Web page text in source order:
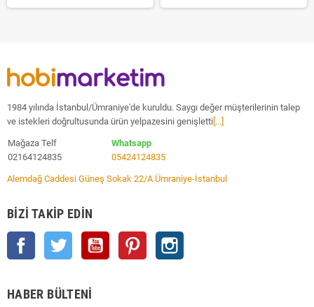
1984 yılında İstanbul/Ümraniye'de kuruldu. Saygı değer müşterilerinin talep
ve istekleri doğrultusunda ürün yelpazesini genişletti [...]
Mağaza Telf
02164124835
Whatsapp
05424124835
Alemdağ Caddesi Güneş Sokak 22/A Ümraniye-İstanbul
BIZI TAKIP EDIN
Facebook Twitter YouTube Pinterest
HABER BÜLTENI